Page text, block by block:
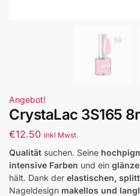
Angebot!
CrystaLac 3S165
€12.50 inkl Mwst.
Qualität suchen. Seine
intensive Farben und ein
hält. Dank der elastischen,
Nageldesign makellos und